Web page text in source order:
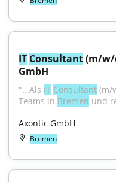
IT Consultant (m/w/
GmbH
"...Als IT Consultant (m/
Teams in Bremen und
Axontic GmbH
Bremen